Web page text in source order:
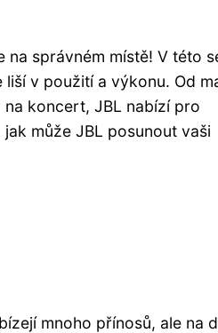
správném místě! V této
v použití a výkonu. Od
koncert, JBL nabízí pro
může JBL posunout vaši
mnoho přínosů, ale na